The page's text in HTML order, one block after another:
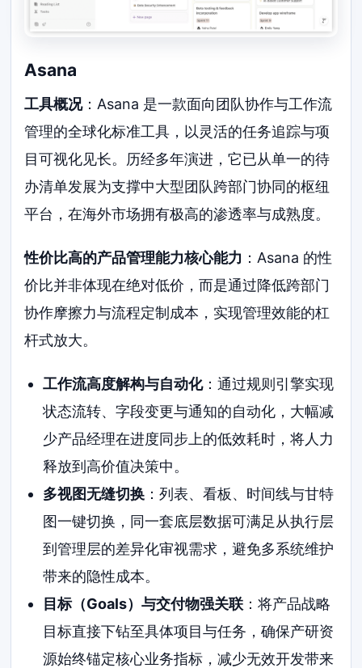
Asana
工具概况：Asana 是一款面向团队协作与工作流
管理的全球化标准工具，以灵活的任务追踪与项
目可视化见长。历经多年演进，它已从单一的待
办清单发展为支撑中大型团队跨部门协同的枢纽
平台，在海外市场拥有极高的渗透率与成熟度。
性价比高的产品管理能力核心能力 ：Asana 的性
价比并非体现在绝对低价，而是通过降低跨部门
协作摩擦力与流程定制成本，实现管理效能的杠
杆式放大。
工作流高度解构与自动化：通过规则引擎实现
状态流转、字段变更与通知的自动化，大幅减
少产品经理在进度同步上的低效耗时，将人力
释放到高价值决策中。
多视图无缝切换：列表、看板、时间线与甘特
图一键切换，同一套底层数据可满足从执行层
到管理层的差异化审视需求，避免多系统维护
带来的隐性成本。
目标（Goals）与交付物强关联：将产品战略
目标直接下钻至具体项目与任务，确保产研资
源始终锚定核心业务指标，减少无效开发带来